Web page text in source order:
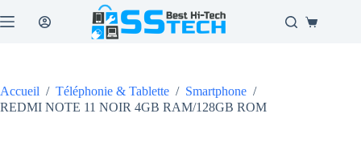
au
Panier
Accueil / Téléphonie & Tablette / Smartphone /
REDMI NOTE 11 NOIR 4GB RAM/128GB ROM